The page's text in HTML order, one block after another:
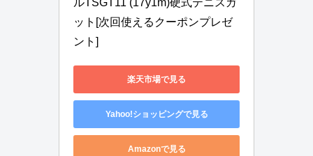
ルTSGT11 (17y1m)硬式テニスガ
ット[次回使えるクーポンプレゼ
ント]
楽天市場で見る
Yahoo!ショッピングで見る
Amazonで見る